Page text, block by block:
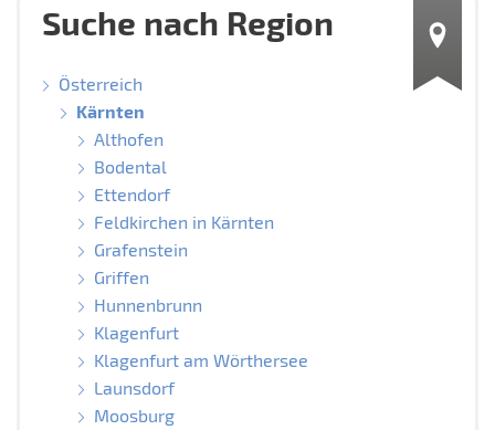
Suche nach Region
Österreich
Kärnten
Althofen
Bodental
Ettendorf
Feldkirchen in Kärnten
Grafenstein
Griffen
Hunnenbrunn
Klagenfurt
Klagenfurt am Wörthersee
Launsdorf
Moosburg